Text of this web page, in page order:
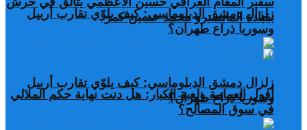
زلزال دمشق الدبلوماسي: كيف يلوّي تقارب أربيل
وسوريا ذراع طهران؟
أفول العمامة ولعبة الكبار: هل دنت نهاية حكم الملالي
في سوق المصالح؟
بقيادة المايسترو محمد حسين كمر
زلزال دمشق الدبلوماسي: كيف يلوّي تقارب أربيل
وسوريا ذراع طهران؟